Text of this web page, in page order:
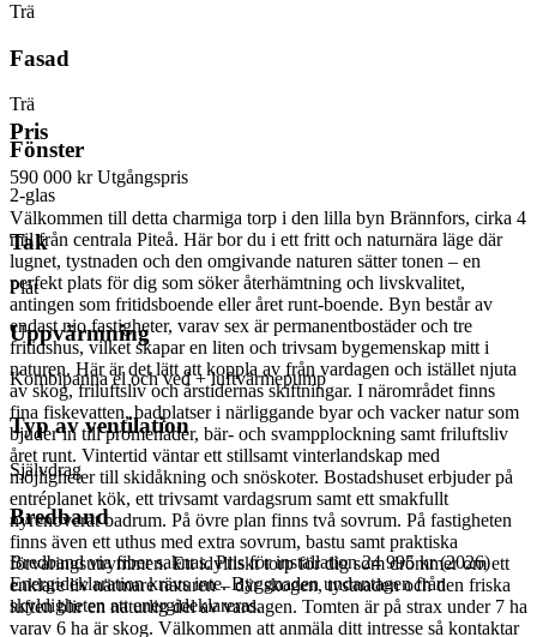
Pris
590 000 kr Utgångspris
Välkommen till detta charmiga torp i den lilla byn Brännfors, cirka 4
mil från centrala Piteå. Här bor du i ett fritt och naturnära läge där
lugnet, tystnaden och den omgivande naturen sätter tonen – en
perfekt plats för dig som söker återhämtning och livskvalitet,
antingen som fritidsboende eller året runt-boende. Byn består av
endast nio fastigheter, varav sex är permanentbostäder och tre
fritidshus, vilket skapar en liten och trivsam bygemenskap mitt i
naturen. Här är det lätt att koppla av från vardagen och istället njuta
av skog, friluftsliv och årstidernas skiftningar. I närområdet finns
fina fiskevatten, badplatser i närliggande byar och vacker natur som
bjuder in till promenader, bär- och svampplockning samt friluftsliv
året runt. Vintertid väntar ett stillsamt vinterlandskap med
möjligheter till skidåkning och snöskoter. Bostadshuset erbjuder på
entréplanet kök, ett trivsamt vardagsrum samt ett smakfullt
nyrenoverat badrum. På övre plan finns två sovrum. På fastigheten
finns även ett uthus med extra sovrum, bastu samt praktiska
förvaringsutrymmen. Ett idylliskt torp för dig som drömmer om ett
enklare liv närmare naturen – där skogen, tystnaden och den friska
luften blir en naturlig del av vardagen. Tomten är på strax under 7 ha
varav 6 ha är skog. Välkommen att anmäla ditt intresse så kontaktar
Trä
Fasad
Trä
Fönster
2-glas
Tak
Plåt
Uppvärmning
Kombipanna el och ved + luftvärmepump
Typ av ventilation
Självdrag
Bredband
Bredband via fiber saknas. Pris för installation 24 995 kr (2026)
Energideklaration krävs inte. Byggnaden undantagen från
skyldigheten att energideklareras.